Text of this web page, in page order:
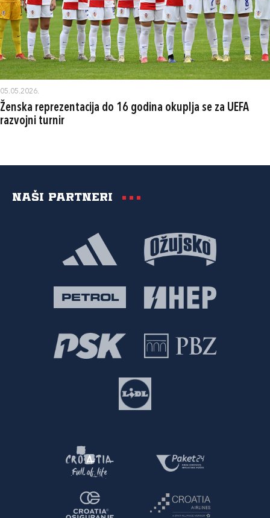
05.05.2026.
Ženska reprezentacija do 16 godina okuplja se za UEFA
razvojni turnir
Naši partneri